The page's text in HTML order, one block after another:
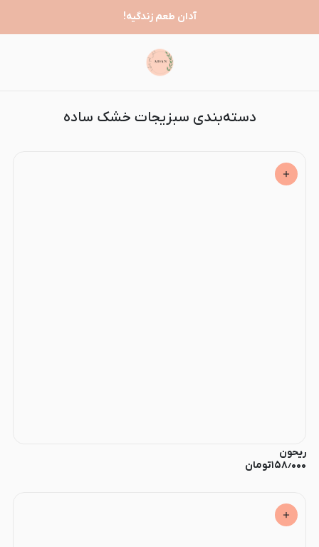
آدان طعم زندگیه!
دسته‌بندی سبزیجات خشک ساده
ریحون
۱۵۸٫۰۰۰تومان